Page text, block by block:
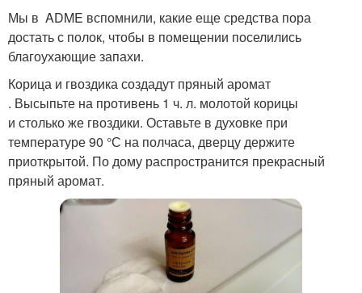
Мы в ADME вспомнили, какие еще средства пора
достать с полок, чтобы в помещении поселились
благоухающие запахи.
Корица и гвоздика создадут пряный аромат
. Высыпьте на противень 1 ч. л. молотой корицы
и столько же гвоздики. Оставьте в духовке при
температуре 90 °С на полчаса, дверцу держите
приоткрытой. По дому распространится прекрасный
пряный аромат.